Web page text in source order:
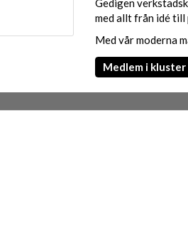
med allt från idé
Med vår moderna
Medlem i kluster